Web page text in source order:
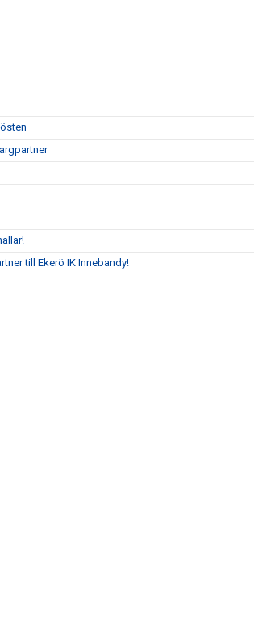
till Ekerö IK Innebandy!